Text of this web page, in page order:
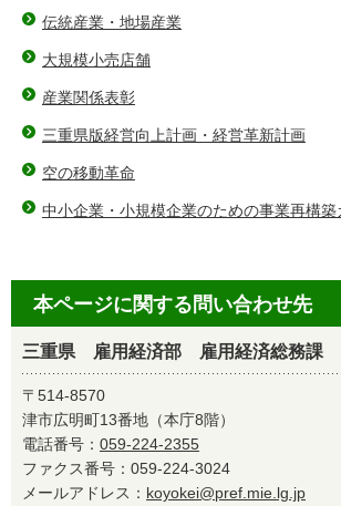
伝統産業・地場産業
大規模小売店舗
産業関係表彰
三重県版経営向上計画・経営革新計画
空の移動革命
中小企業・小規模企業のための事業再構築
本ページに関する問い合わせ先
三重県 雇用経済部 雇用経済総務課
〒514-8570
津市広明町13番地（本庁8階）
電話番号： 059-224-2355
ファクス番号：059-224-3024
メールアドレス： koyokei@pref.mie.lg.jp